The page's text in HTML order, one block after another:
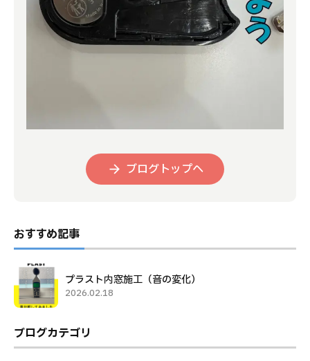
ブログトップへ
おすすめ記事
プラスト内窓施工（音の変化）
2026.02.18
ブログカテゴリ